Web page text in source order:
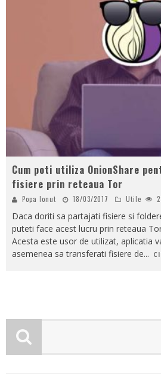
Cum poti utiliza OnionShare
fisiere prin reteaua Tor
Popa Ionut 18/03/2017 Utile
Daca doriti sa partajati fisiere si
puteti face acest lucru prin reteaua
Acesta este usor de utilizat, aplicatia
asemenea sa transferati fisiere de...